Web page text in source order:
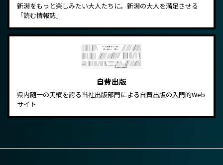
新潟をもっと楽しみたい大人たちに。新潟の大人を満足させる
「読む情報誌」
自費出版
県内随一の実績を誇る当社出版部門による自費出版の入門的Web
サイト